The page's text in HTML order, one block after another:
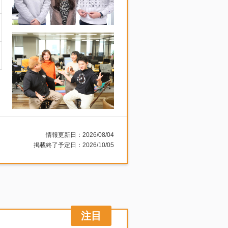
情報更新日：2026/08/04
掲載終了予定日：2026/10/05